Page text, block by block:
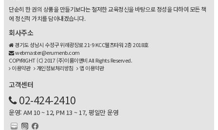
단순히 한 권의 상품을 만들기보다는 철저한 교육정신을 바탕으로 정성을 다하여 모든 책
에 정신적 가치를 담아내겠습니다.
회사주소
경기도 성남시 수정구 위례광장로 21-9 KCC웰츠타워 2층 2018호
webmaster@erumenb.com
COPYRIGHT (C) 2017 (주)이룸이앤비 All Rights Reserved.
이용약관
개인정보처리방침 앱 이용약관
고객센터
02-424-2410
운영: AM 10 ~ 12, PM 13 ~ 17, 평일만 운영